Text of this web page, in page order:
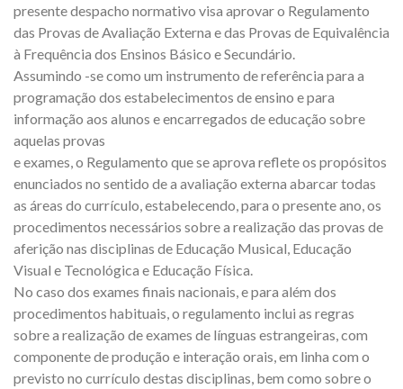
presente despacho normativo visa aprovar o Regulamento
das Provas de Avaliação Externa e das Provas de Equivalência
à Frequência dos Ensinos Básico e Secundário.
Assumindo -se como um instrumento de referência para a
programação dos estabelecimentos de ensino e para
informação aos alunos e encarregados de educação sobre
aquelas provas
e exames, o Regulamento que se aprova reflete os propósitos
enunciados no sentido de a avaliação externa abarcar todas
as áreas do currículo, estabelecendo, para o presente ano, os
procedimentos necessários sobre a realização das provas de
aferição nas disciplinas de Educação Musical, Educação
Visual e Tecnológica e Educação Física.
No caso dos exames finais nacionais, e para além dos
procedimentos habituais, o regulamento inclui as regras
sobre a realização de exames de línguas estrangeiras, com
componente de produção e interação orais, em linha com o
previsto no currículo destas disciplinas, bem como sobre o